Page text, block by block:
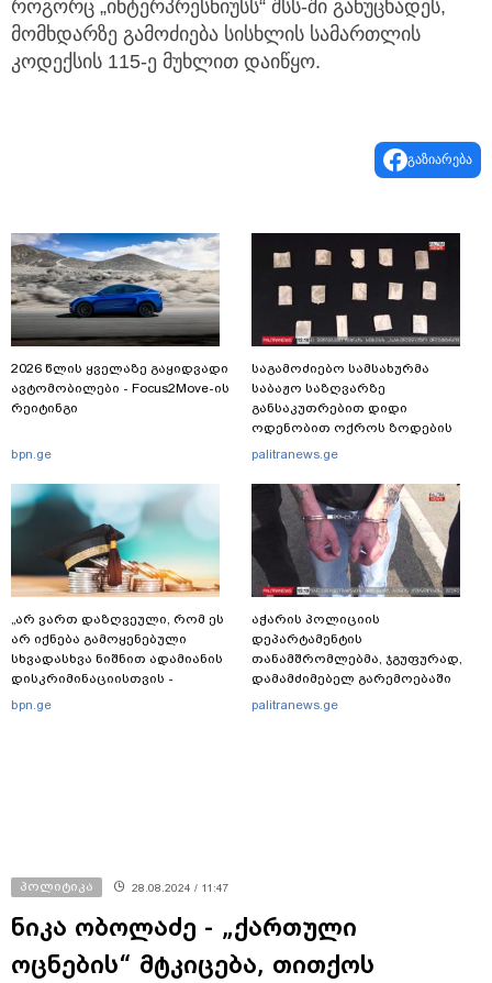
როგორც „ინტერპრესნიუსს“ შსს-ში განუცხადეს,
მომხდარზე გამოძიება სისხლის სამართლის
კოდექსის 115-ე მუხლით დაიწყო.
გაზიარება
2026 წლის ყველაზე გაყიდვადი
ავტომობილები - Focus2Move-ის
რეიტინგი
bpn.ge
„არ ვართ დაზღვეული, რომ ეს
არ იქნება გამოყენებული
სხვადასხვა ნიშნით ადამიანის
დისკრიმინაციისთვის -
განათლების სისტემა დიდი
bpn.ge
საგამოძიებო სამსახურმა
საბაჟო საზღვარზე
განსაკუთრებით დიდი
ოდენობით ოქროს ზოდების
უკანონოდ გადმოტანის ფაქტზე
palitranews.ge
აჭარის პოლიციის
დეპარტამენტის
თანამშრომლებმა, ჯგუფურად,
დამამძიმებელ გარემოებაში
ჩადენილი განზრახ
palitranews.ge
პოლიტიკა 28.08.2024 / 11:47
ნიკა ობოლაძე - „ქართული
ოცნების“ მტკიცება, თითქოს